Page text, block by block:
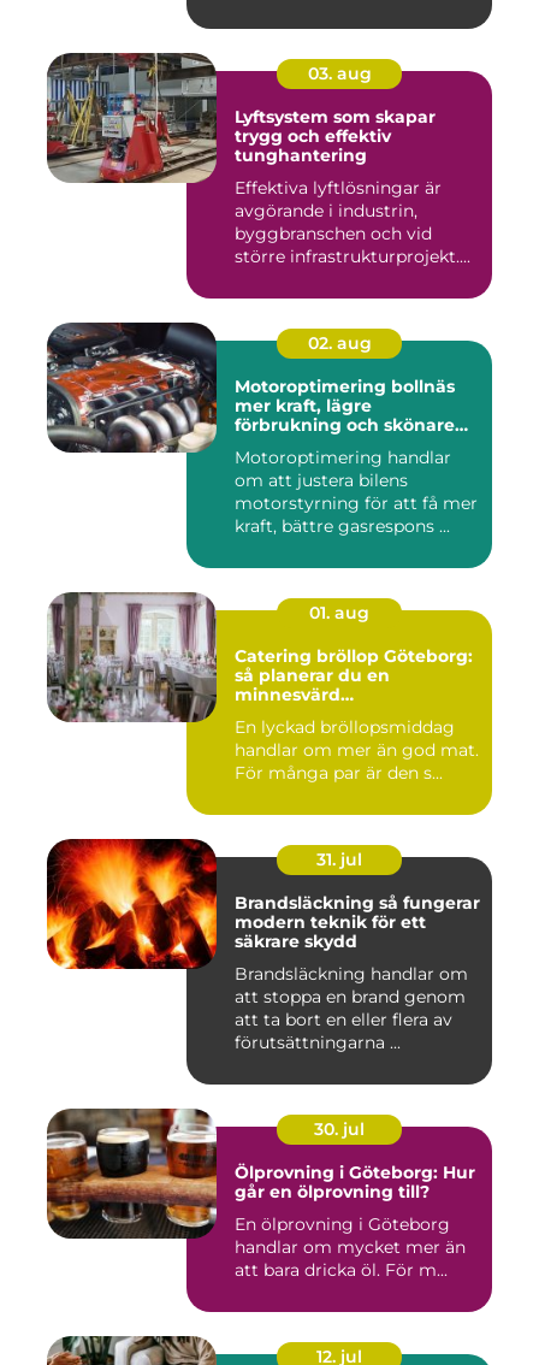
03. aug
Lyftsystem som skapar
trygg och effektiv
tunghantering
Effektiva lyftlösningar är
avgörande i industrin,
byggbranschen och vid
större infrastrukturprojekt....
02. aug
Motoroptimering bollnäs
mer kraft, lägre
förbrukning och skönare
Motoroptimering handlar
om att justera bilens
motorstyrning för att få mer
kraft, bättre gasrespons ...
01. aug
Catering bröllop Göteborg:
så planerar du en
minnesvärd
En lyckad bröllopsmiddag
handlar om mer än god mat.
För många par är den s...
31. jul
Brandsläckning så fungerar
modern teknik för ett
säkrare skydd
Brandsläckning handlar om
att stoppa en brand genom
att ta bort en eller flera av
förutsättningarna ...
30. jul
Ölprovning i Göteborg: Hur
går en ölprovning till?
En ölprovning i Göteborg
handlar om mycket mer än
att bara dricka öl. För m...
12. jul